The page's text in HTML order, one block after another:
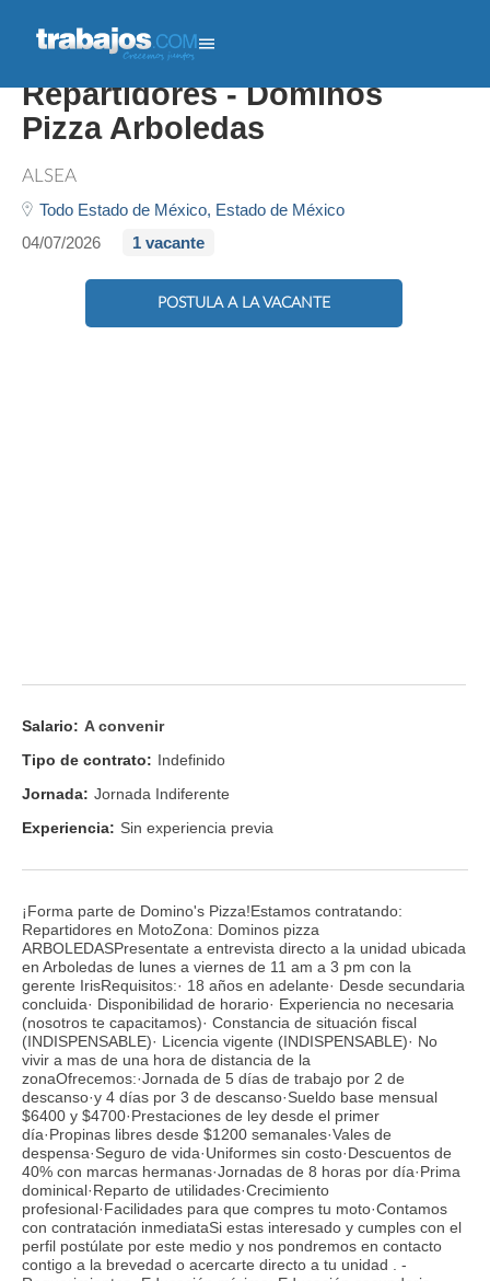
Ayudantes Generales Y
Repartidores - Dominos
Pizza Arboledas
ALSEA
Todo Estado de México, Estado de México
04/07/2026
1 vacante
POSTULA A LA VACANTE
Salario: A convenir
Tipo de contrato: Indefinido
Jornada: Jornada Indiferente
Experiencia: Sin experiencia previa
¡Forma parte de Domino's Pizza!Estamos contratando:
Repartidores en MotoZona: Dominos pizza
ARBOLEDASPresentate a entrevista directo a la unidad ubicada
en Arboledas de lunes a viernes de 11 am a 3 pm con la
gerente IrisRequisitos:· 18 años en adelante· Desde secundaria
concluida· Disponibilidad de horario· Experiencia no necesaria
(nosotros te capacitamos)· Constancia de situación fiscal
(INDISPENSABLE)· Licencia vigente (INDISPENSABLE)· No
vivir a mas de una hora de distancia de la
zonaOfrecemos:·Jornada de 5 días de trabajo por 2 de
descanso·y 4 días por 3 de descanso·Sueldo base mensual
$6400 y $4700·Prestaciones de ley desde el primer
día·Propinas libres desde $1200 semanales·Vales de
despensa·Seguro de vida·Uniformes sin costo·Descuentos de
40% con marcas hermanas·Jornadas de 8 horas por día·Prima
dominical·Reparto de utilidades·Crecimiento
profesional·Facilidades para que compres tu moto·Contamos
con contratación inmediataSi estas interesado y cumples con el
perfil postúlate por este medio y nos pondremos en contacto
contigo a la brevedad o acercarte directo a tu unidad . -